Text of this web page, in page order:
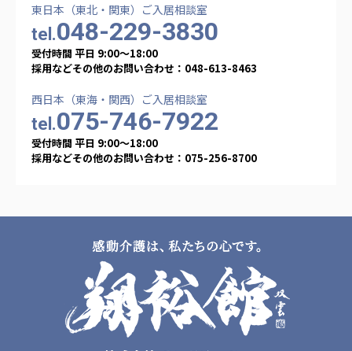
東日本（東北・関東）ご入居相談室
tel.048-229-3830
受付時間 平日 9:00〜18:00
採用などその他のお問い合わせ：048-613-8463
西日本（東海・関西）ご入居相談室
tel.075-746-7922
受付時間 平日 9:00〜18:00
採用などその他のお問い合わせ：075-256-8700